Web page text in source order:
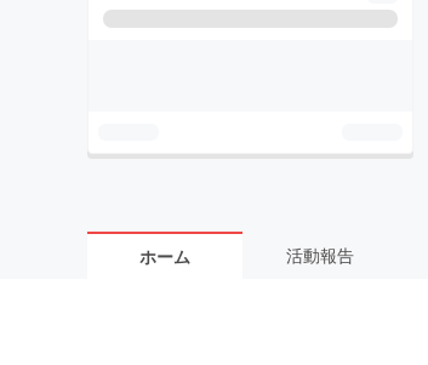
ホーム 活動報告